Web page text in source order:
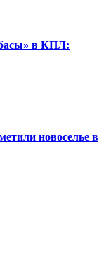
в КПЛ:
новоселье в